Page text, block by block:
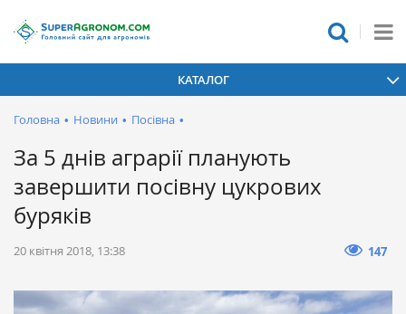
КАТАЛОГ
Головна • Новини • Посівна •
За 5 днів аграрії планують
завершити посівну цукрових
буряків
20 квітня 2018, 13:38 147